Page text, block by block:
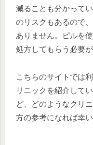
減ることも分かって
のリスクもあるので
ありません。ピルを
処方してもらう必要が
こちらのサイトでは
リニックを紹介して
ど、どのようなクリ
方の参考になれば幸い